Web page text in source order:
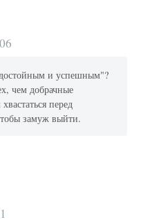
и успешным"?
чем добрачные
перед
замуж выйти.